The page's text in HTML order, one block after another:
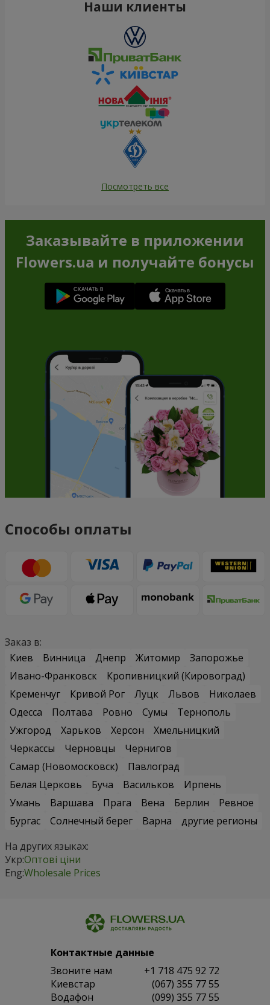
Наши клиенты
Посмотреть все
Заказывайте в приложении
Flowers.ua и получайте бонусы
Способы оплаты
Заказ в:
Киев
Винница Днепр Житомир
Запорожье
Ивано-Франковск
Кропивницкий (Кировоград)
Кременчуг
Кривой Рог Луцк Львов
Николаев
Одесса
Полтава Ровно Сумы
Тернополь
Ужгород
Харьков Херсон
Хмельницкий
Черкассы
Черновцы
Чернигов
Самар (Новомосковск)
Павлоград
Белая Церковь
Буча Васильков
Ирпень
Умань
Варшава Прага Вена Берлин
Ревное
Бургас
Солнечный берег Варна
другие регионы
На других языках:
Укр:Оптові ціни
Eng:Wholesale Prices
Контактные данные
Звоните нам
+1 718 475 92 72
Киевстар
(067) 355 77 55
Водафон
(099) 355 77 55